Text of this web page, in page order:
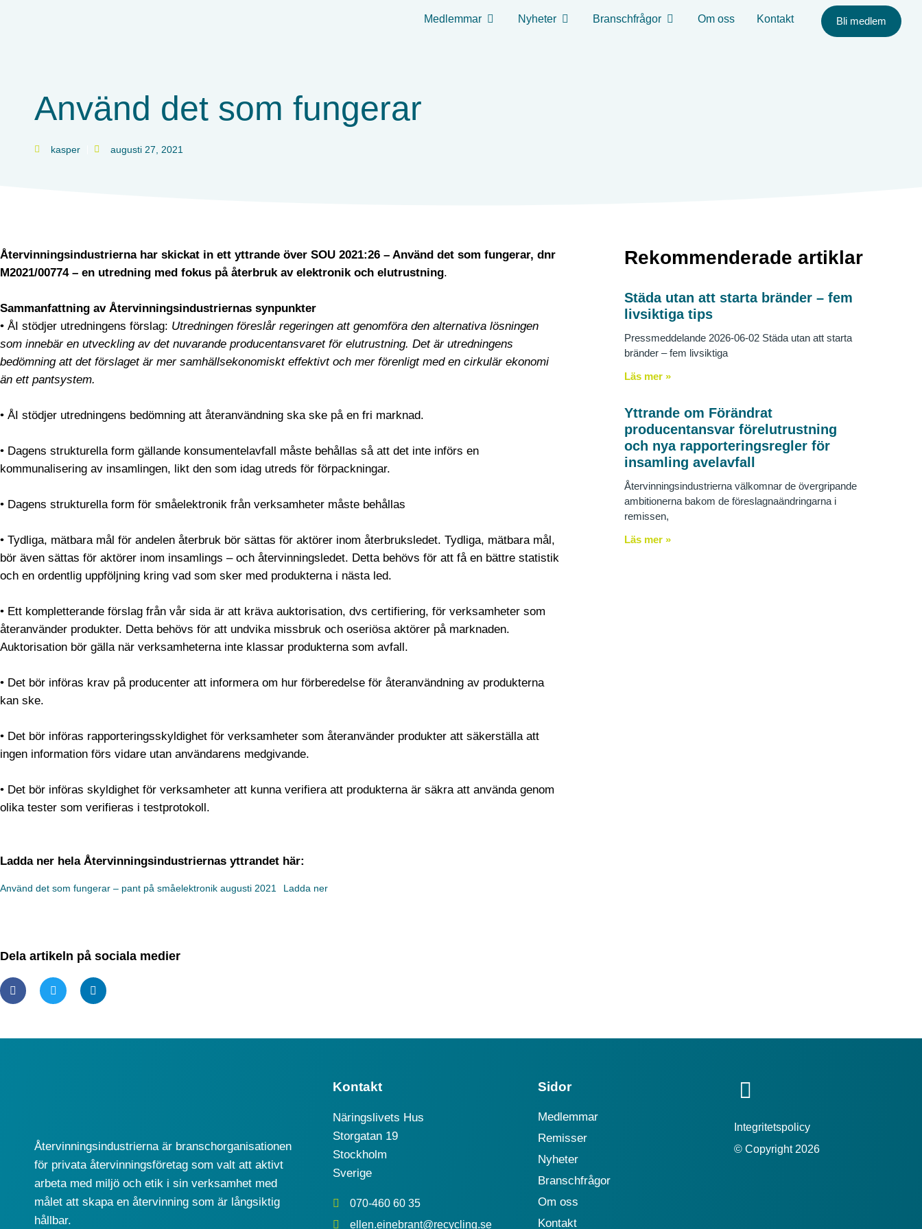
Medlemmar Nyheter Branschfrågor Om oss Kontakt Bli medlem
Använd det som fungerar
kasper augusti 27, 2021
Återvinningsindustrierna har skickat in ett yttrande över SOU 2021:26 – Använd det som fungerar, dnr
M2021/00774 – en utredning med fokus på återbruk av elektronik och elutrustning.
Sammanfattning av Återvinningsindustriernas synpunkter
• ÅI stödjer utredningens förslag: Utredningen föreslår regeringen att genomföra den alternativa lösningen
som innebär en utveckling av det nuvarande producentansvaret för elutrustning. Det är utredningens
bedömning att det förslaget är mer samhällsekonomiskt effektivt och mer förenligt med en cirkulär ekonomi
än ett pantsystem.
• ÅI stödjer utredningens bedömning att återanvändning ska ske på en fri marknad.
• Dagens strukturella form gällande konsumentelavfall måste behållas så att det inte införs en
kommunalisering av insamlingen, likt den som idag utreds för förpackningar.
• Dagens strukturella form för småelektronik från verksamheter måste behållas
• Tydliga, mätbara mål för andelen återbruk bör sättas för aktörer inom återbruksledet. Tydliga, mätbara mål,
bör även sättas för aktörer inom insamlings – och återvinningsledet. Detta behövs för att få en bättre statistik
och en ordentlig uppföljning kring vad som sker med produkterna i nästa led.
• Ett kompletterande förslag från vår sida är att kräva auktorisation, dvs certifiering, för verksamheter som
återanvänder produkter. Detta behövs för att undvika missbruk och oseriösa aktörer på marknaden.
Auktorisation bör gälla när verksamheterna inte klassar produkterna som avfall.
• Det bör införas krav på producenter att informera om hur förberedelse för återanvändning av produkterna
kan ske.
• Det bör införas rapporteringsskyldighet för verksamheter som återanvänder produkter att säkerställa att
ingen information förs vidare utan användarens medgivande.
• Det bör införas skyldighet för verksamheter att kunna verifiera att produkterna är säkra att använda genom
olika tester som verifieras i testprotokoll.
Ladda ner hela Återvinningsindustriernas yttrandet här:
Använd det som fungerar – pant på småelektronik augusti 2021 Ladda ner
Dela artikeln på sociala medier
Rekommenderade artiklar
Städa utan att starta bränder – fem
livsiktiga tips
Pressmeddelande 2026-06-02 Städa utan att starta
bränder – fem livsiktiga
Läs mer »
Yttrande om Förändrat
producentansvar förelutrustning
och nya rapporteringsregler för
insamling avelavfall
Återvinningsindustrierna välkomnar de övergripande
ambitionerna bakom de föreslagnaändringarna i
remissen,
Läs mer »
Återvinningsindustrierna är branschorganisationen
för privata återvinningsföretag som valt att aktivt
arbeta med miljö och etik i sin verksamhet med
målet att skapa en återvinning som är långsiktig
hållbar.
Kontakt
Näringslivets Hus
Storgatan 19
Stockholm
Sverige
070-460 60 35
ellen.einebrant@recycling.se
Sidor
Medlemmar
Remisser
Nyheter
Branschfrågor
Om oss
Kontakt
Integritetspolicy
© Copyright 2026